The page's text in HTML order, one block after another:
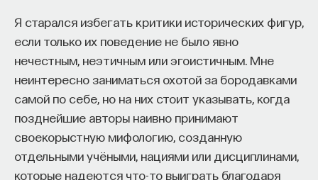
Я старался избегать критики исторических фигур,
если только их поведение не было явно
нечестным, неэтичным или эгоистичным. Мне
неинтересно заниматься охотой за бородавками
самой по себе, но на них стоит указывать, когда
позднейшие авторы наивно принимают
своекорыстную мифологию, созданную
отдельными учёными, нациями или дисциплинами,
которые надеются что-то выиграть благодаря
Ульяна Раведовская
Сения Долгачева
редактор ПостНауки
ИСКУССТВЕННЫЙ ИНТЕЛЛЕКТ
220 публикаций